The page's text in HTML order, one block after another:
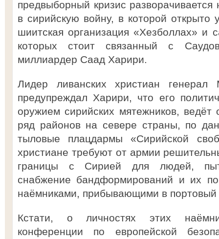
предвыборный кризис
в сирийскую войну, в которой открыто
шиитская организация «Хезболлах» и
которых стоит связанный с
миллиардер Саад Харири.
Лидер ливанских христиан
предупреждал Харири, что его
оружием сирийских мятежников, ведёт
ряд районов на севере страны, по
тыловые плацдармы «Сирийской
христиане требуют от армии
границы с Сирией для людей,
снабжение бандформирований и их
наёмниками, прибывающими в портовый
Кстати, о личностях этих
конференции по европейской